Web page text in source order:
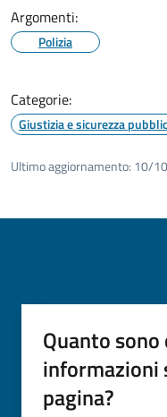
Argomenti:
Polizia
Categorie:
Giustizia e sicurezza
Ultimo aggiornamento: 10/
Quanto sono
informazioni
pagina?